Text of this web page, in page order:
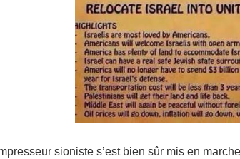
sioniste s’est bien sûr mis en